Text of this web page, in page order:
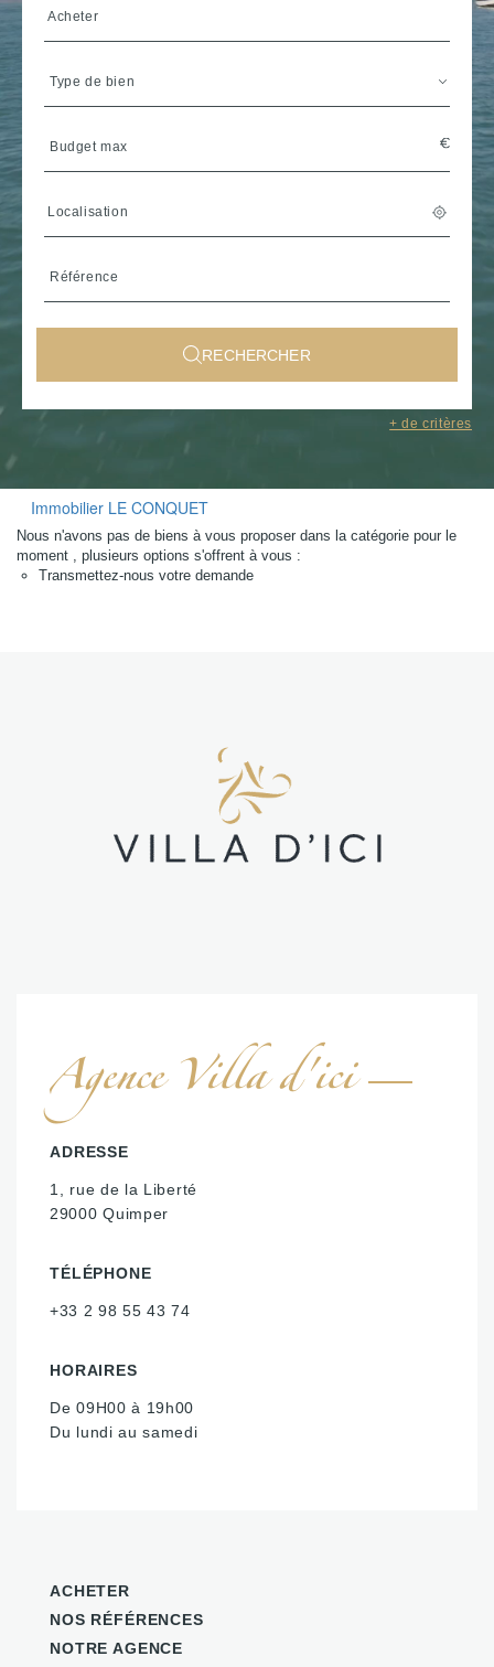
+ de critères
Acheter
Type de bien
Localisation
RECHERCHER
sélectionnées
Morbihan (M)
Immobilier LE CONQUET
Nous n'avons pas de biens à vous proposer dans la catégorie pour le
moment , plusieurs options s'offrent à vous :
Transmettez-nous votre demande
Agence Villa d'ici
ADRESSE
1, rue de la Liberté
29000 Quimper
TÉLÉPHONE
+33 2 98 55 43 74
HORAIRES
De 09H00 à 19h00
Du lundi au samedi
ACHETER
NOS RÉFÉRENCES
NOTRE AGENCE